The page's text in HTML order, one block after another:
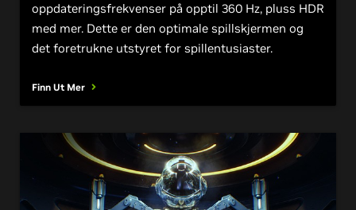
oppdateringsfrekvenser på opptil 360 Hz, pluss HDR
med mer. Dette er den optimale spillskjermen og
det foretrukne utstyret for spillentusiaster.
Finn Ut Mer